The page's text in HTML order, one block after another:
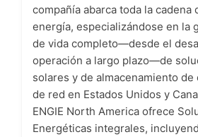
compañía abarca toda la cadena
energía, especializándose en la
de vida completo—desde el
operación a largo plazo—de
solares y de almacenamiento de
de red en Estados Unidos y
ENGIE North America ofrece
Energéticas integrales,